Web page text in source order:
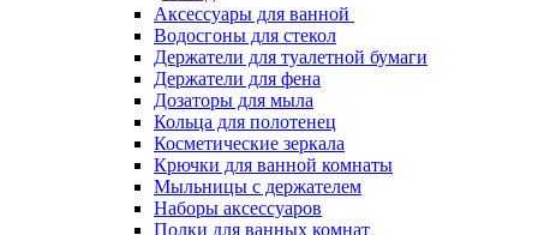
Аксессуары для ванной
Водосгоны для стекол
Держатели для туалетной бумаги
Держатели для фена
Дозаторы для мыла
Кольца для полотенец
Косметические зеркала
Крючки для ванной комнаты
Мыльницы с держателем
Наборы аксессуаров
Полки для ванных комнат